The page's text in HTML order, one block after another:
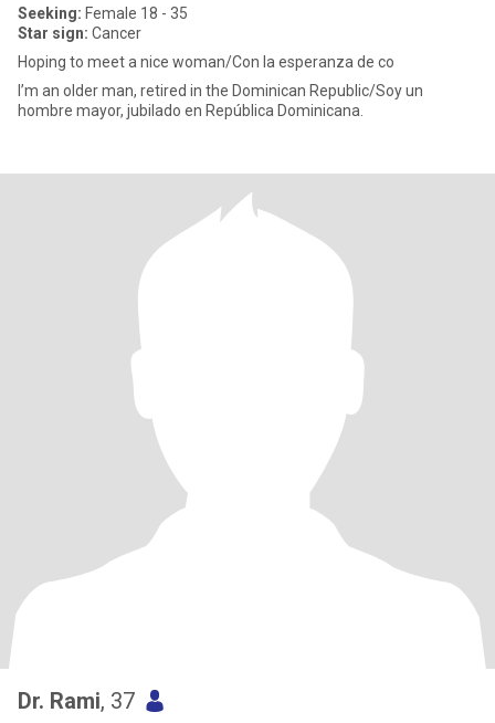
Seeking: Female 18 - 35
Star sign: Cancer
Hoping to meet a nice woman/Con la esperanza de co
I’m an older man, retired in the Dominican Republic/Soy un
hombre mayor, jubilado en República Dominicana.
Dr. Rami, 37